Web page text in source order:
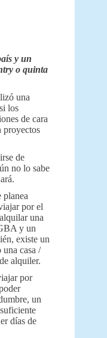
y un
o quinta
una
los
de cara
proyectos
de
no lo sabe
planea
por el
una
y un
existe un
una casa /
alquiler.
por
un
días de